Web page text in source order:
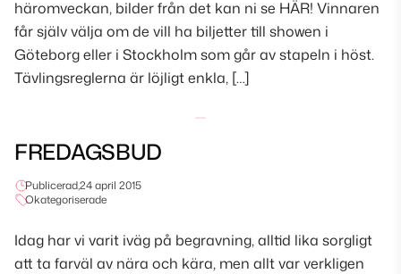
häromveckan, bilder från det kan ni se HÄR! Vinnaren
får själv välja om de vill ha biljetter till showen i
Göteborg eller i Stockholm som går av stapeln i höst.
Tävlingsreglerna är löjligt enkla, […]
FREDAGSBUD
Publicerad,24 april 2015
Okategoriserade
Idag har vi varit iväg på begravning, alltid lika sorgligt
att ta farväl av nära och kära, men allt var verkligen